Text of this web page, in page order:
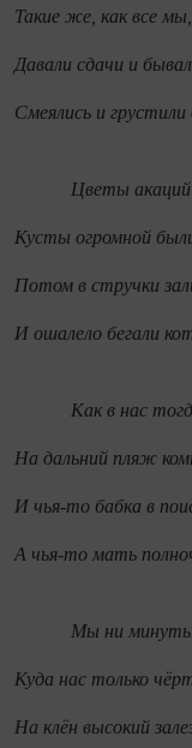
Такие же, как все
Давали сдачи и
Смеялись и
Цветы акаций
Кусты огромной
Потом в стручки
И ошалело бегали
Как в нас
На дальний пляж
И чья-то бабка в
А чья-то мать
Мы ни минуты
Куда нас только
На клён высокий